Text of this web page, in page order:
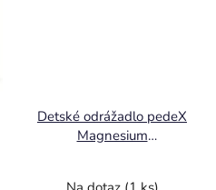
Detské odrážadlo pedeX
Magnesium